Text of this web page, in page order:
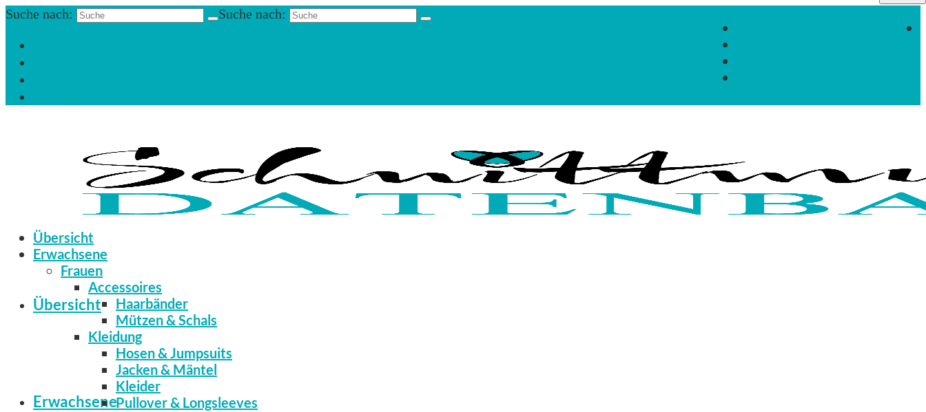
Suche nach: Suche nach:
Übersicht
Erwachsene
Übersicht
Erwachsene
Frauen
Accessoires
Haarbänder
Mützen & Schals
Kleidung
Hosen & Jumpsuits
Jacken & Mäntel
Kleider
Pullover & Longsleeves